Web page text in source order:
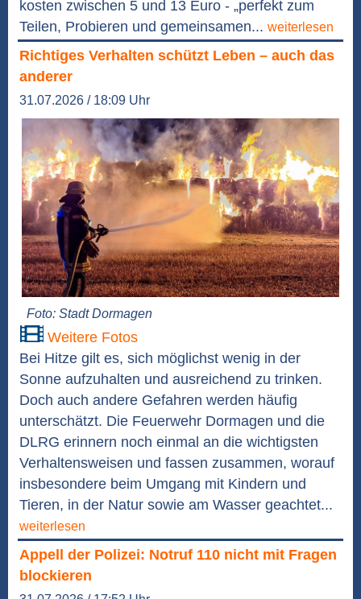
kosten zwischen 5 und 13 Euro - „perfekt zum
Teilen, Probieren und gemeinsamen... weiterlesen
Richtiges Verhalten schützt Leben – auch das
anderer
31.07.2026 / 18:09 Uhr
Foto: Stadt Dormagen
Weitere Fotos
Bei Hitze gilt es, sich möglichst wenig in der
Sonne aufzuhalten und ausreichend zu trinken.
Doch auch andere Gefahren werden häufig
unterschätzt. Die Feuerwehr Dormagen und die
DLRG erinnern noch einmal an die wichtigsten
Verhaltensweisen und fassen zusammen, worauf
insbesondere beim Umgang mit Kindern und
Tieren, in der Natur sowie am Wasser geachtet...
weiterlesen
Appell der Polizei: Notruf 110 nicht mit Fragen
blockieren